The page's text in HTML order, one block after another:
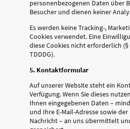
personenbezogenen Daten über
Besucher und dienen keiner
Es werden keine Tracking-,
Cookies verwendet. Eine
diese Cookies nicht erforderlich (§
TDDDG).
5. Kontaktformular
Auf unserer Website steht ein
Verfügung. Wenn Sie dieses
Ihnen eingegebenen Daten –
und Ihre E-Mail-Adresse sowie
Nachricht – an uns übermittelt